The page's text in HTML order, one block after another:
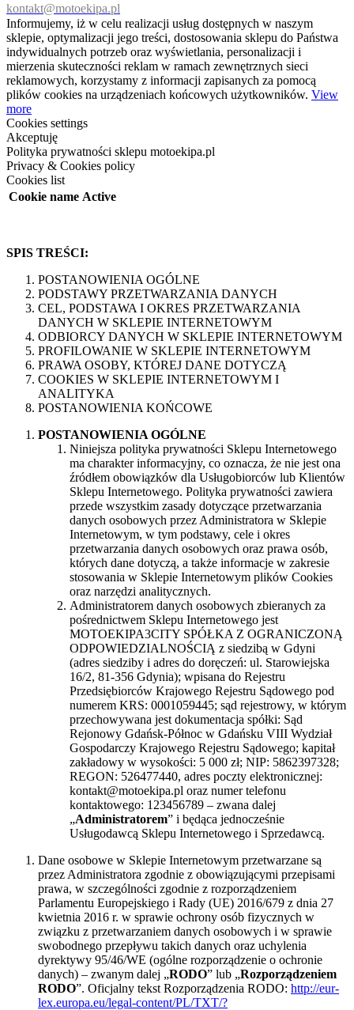
kontakt@motoekipa.pl
Informujemy, iż w celu realizacji usług dostępnych w naszym
sklepie, optymalizacji jego treści, dostosowania sklepu do Państwa
indywidualnych potrzeb oraz wyświetlania, personalizacji i
mierzenia skuteczności reklam w ramach zewnętrznych sieci
reklamowych, korzystamy z informacji zapisanych za pomocą
plików cookies na urządzeniach końcowych użytkowników. View
more
Cookies settings
Akceptuję
Polityka prywatności sklepu motoekipa.pl
Privacy & Cookies policy
Cookies list
Cookie name Active
SPIS TREŚCI:
POSTANOWIENIA OGÓLNE
PODSTAWY PRZETWARZANIA DANYCH
CEL, PODSTAWA I OKRES PRZETWARZANIA
DANYCH W SKLEPIE INTERNETOWYM
ODBIORCY DANYCH W SKLEPIE INTERNETOWYM
PROFILOWANIE W SKLEPIE INTERNETOWYM
PRAWA OSOBY, KTÓREJ DANE DOTYCZĄ
COOKIES W SKLEPIE INTERNETOWYM I
ANALITYKA
POSTANOWIENIA KOŃCOWE
POSTANOWIENIA OGÓLNE
Niniejsza polityka prywatności Sklepu Internetowego
ma charakter informacyjny, co oznacza, że nie jest ona
źródłem obowiązków dla Usługobiorców lub Klientów
Sklepu Internetowego. Polityka prywatności zawiera
przede wszystkim zasady dotyczące przetwarzania
danych osobowych przez Administratora w Sklepie
Internetowym, w tym podstawy, cele i okres
przetwarzania danych osobowych oraz prawa osób,
których dane dotyczą, a także informacje w zakresie
stosowania w Sklepie Internetowym plików Cookies
oraz narzędzi analitycznych.
Administratorem danych osobowych zbieranych za
pośrednictwem Sklepu Internetowego jest
MOTOEKIPA3CITY SPÓŁKA Z OGRANICZONĄ
ODPOWIEDZIALNOŚCIĄ z siedzibą w Gdyni
(adres siedziby i adres do doręczeń: ul. Starowiejska
16/2, 81-356 Gdynia); wpisana do Rejestru
Przedsiębiorców Krajowego Rejestru Sądowego pod
numerem KRS: 0001059445; sąd rejestrowy, w którym
przechowywana jest dokumentacja spółki: Sąd
Rejonowy Gdańsk-Północ w Gdańsku VIII Wydział
Gospodarczy Krajowego Rejestru Sądowego; kapitał
zakładowy w wysokości: 5 000 zł; NIP: 5862397328;
REGON: 526477440, adres poczty elektronicznej:
kontakt@motoekipa.pl oraz numer telefonu
kontaktowego: 123456789 – zwana dalej
„Administratorem” i będąca jednocześnie
Usługodawcą Sklepu Internetowego i Sprzedawcą.
Dane osobowe w Sklepie Internetowym przetwarzane są
przez Administratora zgodnie z obowiązującymi przepisami
prawa, w szczególności zgodnie z rozporządzeniem
Parlamentu Europejskiego i Rady (UE) 2016/679 z dnia 27
kwietnia 2016 r. w sprawie ochrony osób fizycznych w
związku z przetwarzaniem danych osobowych i w sprawie
swobodnego przepływu takich danych oraz uchylenia
dyrektywy 95/46/WE (ogólne rozporządzenie o ochronie
danych) – zwanym dalej „RODO” lub „Rozporządzeniem
RODO”. Oficjalny tekst Rozporządzenia RODO: http://eur-
lex.europa.eu/legal-content/PL/TXT/?